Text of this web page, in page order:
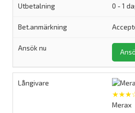
0 - 1
Merax